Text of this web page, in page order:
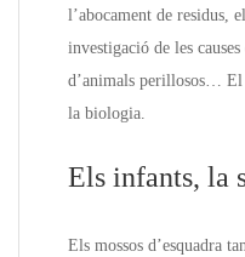
l’abocament de residus,
investigació de les
d’animals perillosos… El
la biologia.
Els infants, la
Els mossos d’esquadra